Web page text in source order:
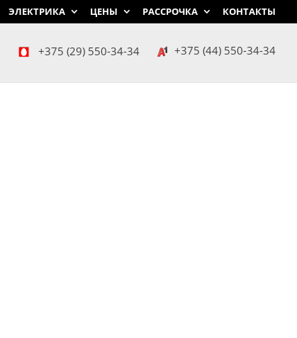
ЭЛЕКТРИКА ЦЕНЫ РАССРОЧКА КОНТАКТЫ
+375 (29) 550-34-34 +375 (44) 550-34-34